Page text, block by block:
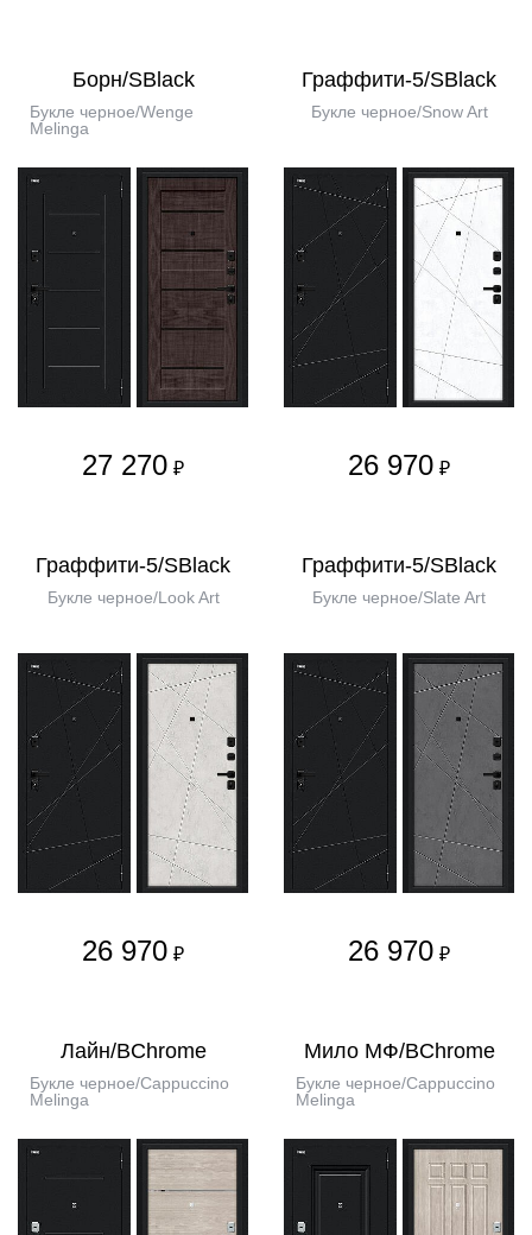
Борн/SBlack
Букле черное/Wenge
Melinga
27 270 ₽
Граффити-5/SBlack
Букле черное/Snow Art
26 970 ₽
Граффити-5/SBlack
Букле черное/Look Art
26 970 ₽
Граффити-5/SBlack
Букле черное/Slate Art
26 970 ₽
Лайн/BChrome
Букле черное/Cappuccino
Melinga
Мило МФ/BChrome
Букле черное/Cappuccino
Melinga